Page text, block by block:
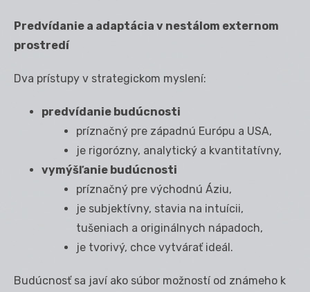
Predvídanie a adaptácia v nestálom externom
prostredí
Dva prístupy v strategickom myslení:
predvídanie budúcnosti
príznačný pre západnú Európu a USA,
je rigorózny, analytický a kvantitatívny,
vymýšľanie budúcnosti
príznačný pre východnú Áziu,
je subjektívny, stavia na intuícii,
tušeniach a originálnych nápadoch,
je tvorivý, chce vytvárať ideál.
Budúcnosť sa javí ako súbor možností od známeho k